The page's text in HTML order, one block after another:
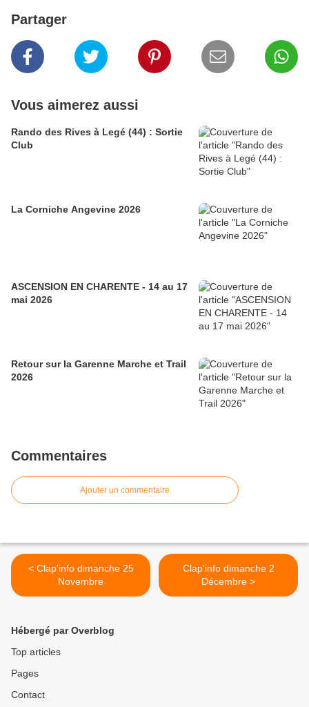
Partager
Vous aimerez aussi
Rando des Rives à Legé (44) : Sortie
Club
La Corniche Angevine 2026
ASCENSION EN CHARENTE - 14 au 17
mai 2026
Retour sur la Garenne Marche et Trail
2026
Commentaires
Ajouter un commentaire
< Clap'info dimanche 25
Novembre
Clap'info dimanche 2
Décembre >
Hébergé par Overblog
Top articles
Pages
Contact